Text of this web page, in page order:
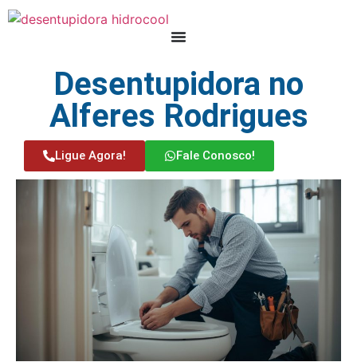
Desentupidora no
Alferes Rodrigues
Ligue Agora! Fale Conosco!